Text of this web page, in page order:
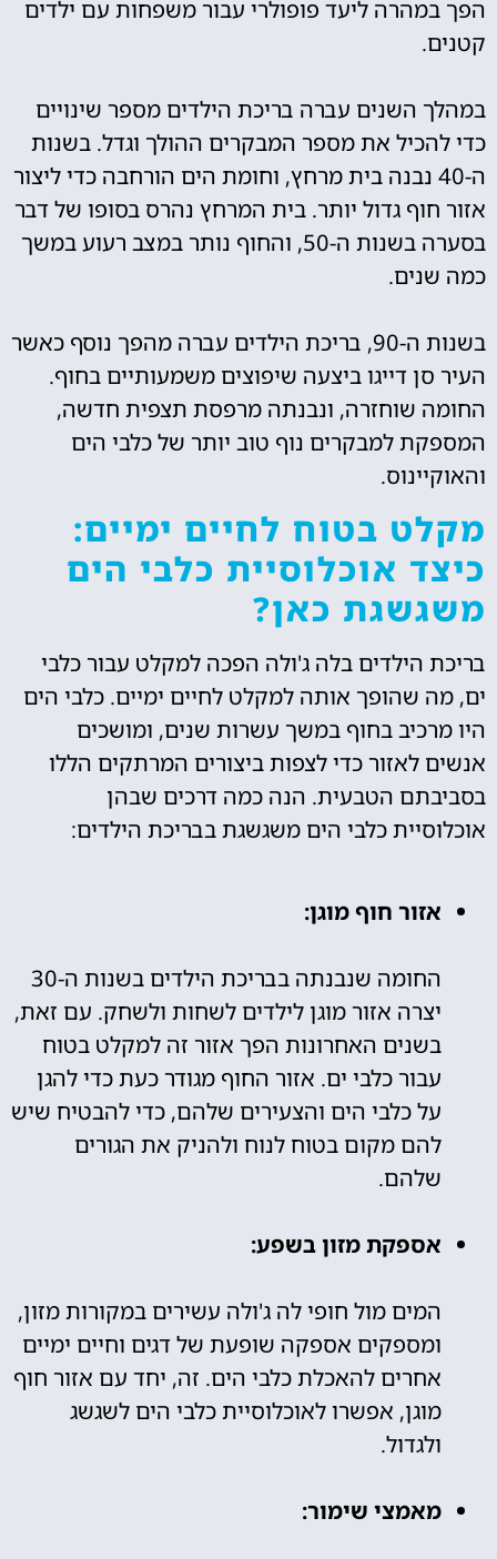
הפך במהרה ליעד פופולרי עבור משפחות עם ילדים
קטנים.
במהלך השנים עברה בריכת הילדים מספר שינויים
כדי להכיל את מספר המבקרים ההולך וגדל. בשנות
ה-40 נבנה בית מרחץ, וחומת הים הורחבה כדי ליצור
אזור חוף גדול יותר. בית המרחץ נהרס בסופו של דבר
בסערה בשנות ה-50, והחוף נותר במצב רעוע במשך
כמה שנים.
בשנות ה-90, בריכת הילדים עברה מהפך נוסף כאשר
העיר סן דייגו ביצעה שיפוצים משמעותיים בחוף.
החומה שוחזרה, ונבנתה מרפסת תצפית חדשה,
המספקת למבקרים נוף טוב יותר של כלבי הים
והאוקיינוס.
מקלט בטוח לחיים ימיים:
כיצד אוכלוסיית כלבי הים
משגשגת כאן?
בריכת הילדים בלה ג'ולה הפכה למקלט עבור כלבי
ים, מה שהופך אותה למקלט לחיים ימיים. כלבי הים
היו מרכיב בחוף במשך עשרות שנים, ומושכים
אנשים לאזור כדי לצפות ביצורים המרתקים הללו
בסביבתם הטבעית. הנה כמה דרכים שבהן
אוכלוסיית כלבי הים משגשגת בבריכת הילדים:
אזור חוף מוגן:
החומה שנבנתה בבריכת הילדים בשנות ה-30
יצרה אזור מוגן לילדים לשחות ולשחק. עם זאת,
בשנים האחרונות הפך אזור זה למקלט בטוח
עבור כלבי ים. אזור החוף מגודר כעת כדי להגן
על כלבי הים והצעירים שלהם, כדי להבטיח שיש
להם מקום בטוח לנוח ולהניק את הגורים
שלהם.
אספקת מזון בשפע:
המים מול חופי לה ג'ולה עשירים במקורות מזון,
ומספקים אספקה שופעת של דגים וחיים ימיים
אחרים להאכלת כלבי הים. זה, יחד עם אזור חוף
מוגן, אפשרו לאוכלוסיית כלבי הים לשגשג
ולגדול.
מאמצי שימור: